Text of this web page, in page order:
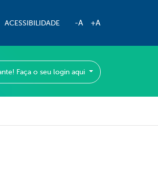
ACESSIBILIDADE -A +A
Faça o seu login aqui